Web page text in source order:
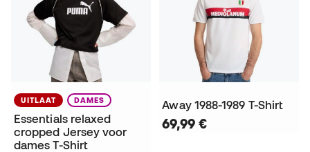
UITLAAT DAMES
Essentials relaxed
cropped Jersey voor
dames T-Shirt
Away 1988-1989 T-Shirt
69,99 €